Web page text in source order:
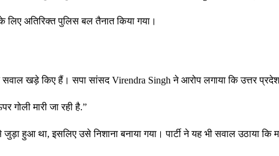
लिए अतिरिक्त पुलिस बल तैनात किया गया।
सवाल खड़े किए हैं। सपा सांसद Virendra Singh ने आरोप लगाया कि उत्तर
गोली मारी जा रही है.”
हुआ था, इसलिए उसे निशाना बनाया गया। पार्टी ने यह भी सवाल उठाया